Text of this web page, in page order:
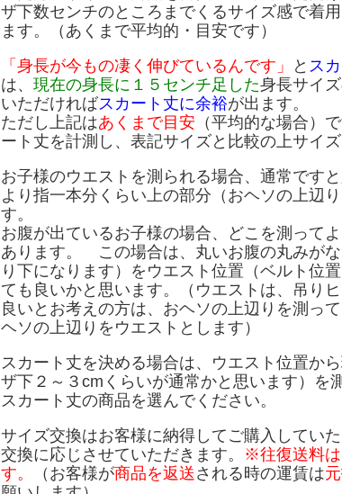
ザ下数センチのところまでくるサイズ感で着
ます。（あくまで平均的・目安です）
「身長が今もの凄く伸びているんです」
と ス
は、 現在の身長に１５センチ足した身長サイ
いただければスカート丈に余裕が出ます。
ただし上記はあくまで目安 （平均的な場合）
ート丈を計測し、表記サイズと比較の上サイ
お子様のウエストを測られる場合、通常です
より指一本分くらい上の部分（おヘソの上辺
す。
お腹が出ているお子様の場合、どこを測って
あります。 この場合は、丸いお腹の丸みが
り下になります）をウエスト位置（ベルト位
ても良いかと思います。（ウエストは、吊り
良いとお考えの方は、おヘソの上辺りを測っ
ヘソの上辺りをウエストとします）
スカート丈を決める場合は、ウエスト位置か
ザ下２～３cmくらいが通常かと思います）を
スカート丈の商品を選んでください。
サイズ交換はお客様に納得してご購入してい
交換に応じさせていただきます。 ※往復送料
す。
（お客様が商品を返送される時の運賃は